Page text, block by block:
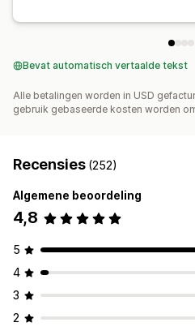
Bevat automatisch vertaalde tekst
Alle betalingen worden in USD
gebruik gebaseerde kosten worden
Recensies (252)
Algemene beoordeling
4,8
5
4
3
2